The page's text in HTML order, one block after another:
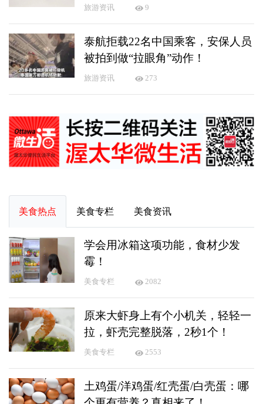
旅游资讯 9
泰航拒载22名中国乘客，安保人员
被拍到做“拉眼角”动作！
旅游资讯 273
美食热点 美食专栏 美食资讯
学会用冰箱这项功能，食材少发
霉！
美食专栏 2082
原来大虾身上有个小机关，轻轻一
拉，虾壳完整脱落，2秒1个！
美食专栏 2553
土鸡蛋/洋鸡蛋/红壳蛋/白壳蛋：哪